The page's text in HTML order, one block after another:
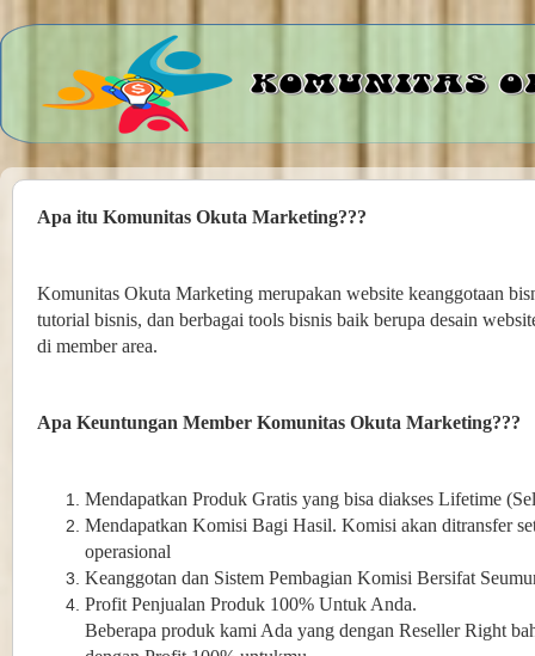
Apa itu Komunitas Okuta Marketing???
Komunitas Okuta Marketing merupakan website keanggotaan
tutorial bisnis, dan berbagai tools bisnis baik berupa desain
di member area.
Apa Keuntungan Member Komunitas Okuta Marketing???
Mendapatkan Produk Gratis yang bisa diakses Lifetime
Mendapatkan Komisi Bagi Hasil. Komisi akan ditransfer
operasional
Keanggotan dan Sistem Pembagian Komisi Bersifat
Profit Penjualan Produk 100% Untuk Anda.
Beberapa produk kami Ada yang dengan Reseller Right